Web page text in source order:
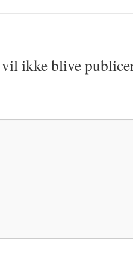
ikke blive